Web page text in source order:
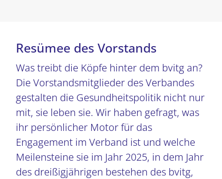
Resümee des Vorstands
Was treibt die Köpfe hinter dem bvitg an?
Die Vorstandsmitglieder des Verbandes
gestalten die Gesundheitspolitik nicht nur
mit, sie leben sie. Wir haben gefragt, was
ihr persönlicher Motor für das
Engagement im Verband ist und welche
Meilensteine sie im Jahr 2025, in dem Jahr
des dreißigjährigen bestehen des bvitg,